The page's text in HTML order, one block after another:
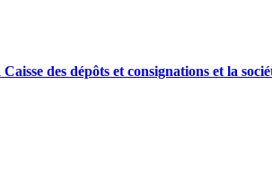
des dépôts et consignations et la